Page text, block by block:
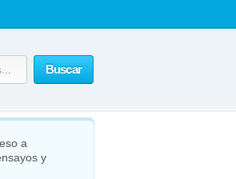
Buscar
a
y